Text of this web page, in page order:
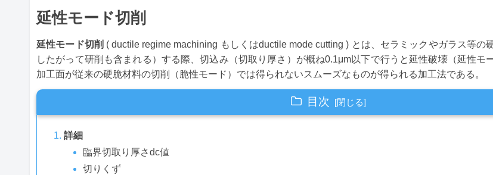
延性モード切削
延性モード切削 ( ductile regime machining もしくはductile mode cutting ) とは、セラミックやガラス等の
したがって研削も含まれる）する際、切込み（切取り厚さ）が概ね0.1μm以下で行うと延性破壊（延性モ
加工面が従来の硬脆材料の切削（脆性モード）では得られないスムーズなものが得られる加工法である。
目次
詳細
臨界切取り厚さdc値
切りくず